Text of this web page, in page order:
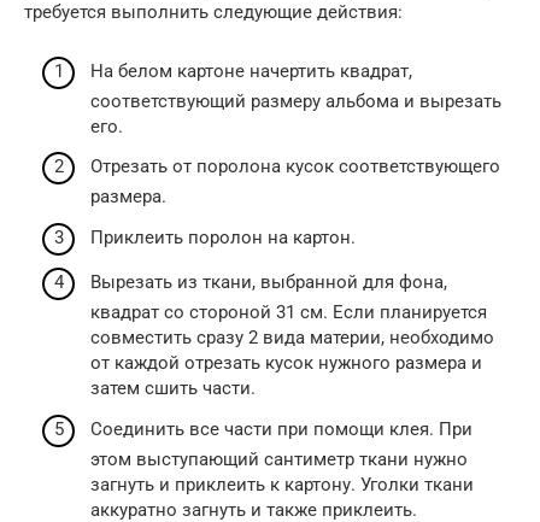
требуется выполнить следующие действия:
На белом картоне начертить квадрат,
соответствующий размеру альбома и вырезать
его.
Отрезать от поролона кусок соответствующего
размера.
Приклеить поролон на картон.
Вырезать из ткани, выбранной для фона,
квадрат со стороной 31 см. Если планируется
совместить сразу 2 вида материи, необходимо
от каждой отрезать кусок нужного размера и
затем сшить части.
Соединить все части при помощи клея. При
этом выступающий сантиметр ткани нужно
загнуть и приклеить к картону. Уголки ткани
аккуратно загнуть и также приклеить.